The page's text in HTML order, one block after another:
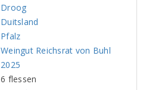
Droog
Duitsland
Pfalz
Weingut Reichsrat von Buhl
2025
6 flessen